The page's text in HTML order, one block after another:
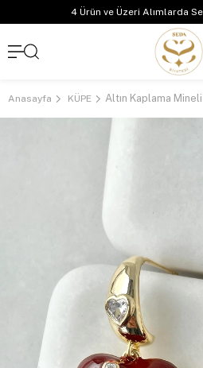
4 Ürün ve Üzeri Alımlarda
Anasayfa KÜPE